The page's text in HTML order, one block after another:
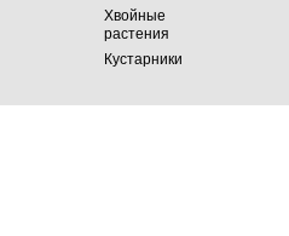
Хвойные
растения
Кустарники